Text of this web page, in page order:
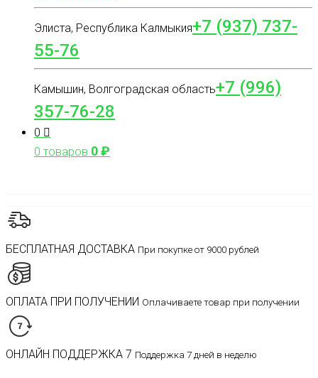
Элиста, Республика Калмыкия+7 (937) 737-
55-76
Камышин, Волгоградская область+7 (996)
357-76-28
0
0 товаров 0₽
БЕСПЛАТНАЯ ДОСТАВКА При покупке от 9000 рублей
ОПЛАТА ПРИ ПОЛУЧЕНИИ Оплачиваете товар при получении
ОНЛАЙН ПОДДЕРЖКА 7 Поддержка 7 дней в неделю